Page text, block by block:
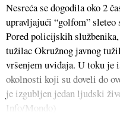
Nesreća se dogodila oko 2
upravljajući “golfom”
Pored policijskih
tužilac Okružnog javnog
vršenjem uviđaja. U toku je
okolnosti koji su doveli do
je izgubljen jedan ljudski
Info/Mondo)